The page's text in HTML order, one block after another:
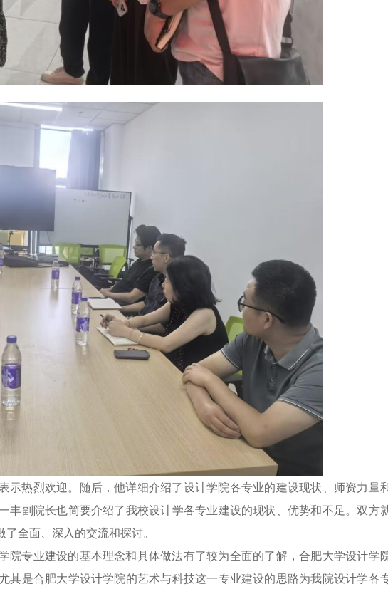
示热烈欢迎。随后，他详细介绍了设计学院各专业的建设现状、师资力量
丰副院长也简要介绍了我校设计学各专业建设的现状、优势和不足。双方
全面、深入的交流和探讨。
院专业建设的基本理念和具体做法有了较为全面的了解，合肥大学设计学
其是合肥大学设计学院的艺术与科技这一专业建设的思路为我院设计学各